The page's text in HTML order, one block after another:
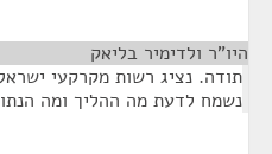
היו"ר ולדימיר בליאק
תודה. נציג רשות מקרקעי
נשמח לדעת מה ההליך ומה